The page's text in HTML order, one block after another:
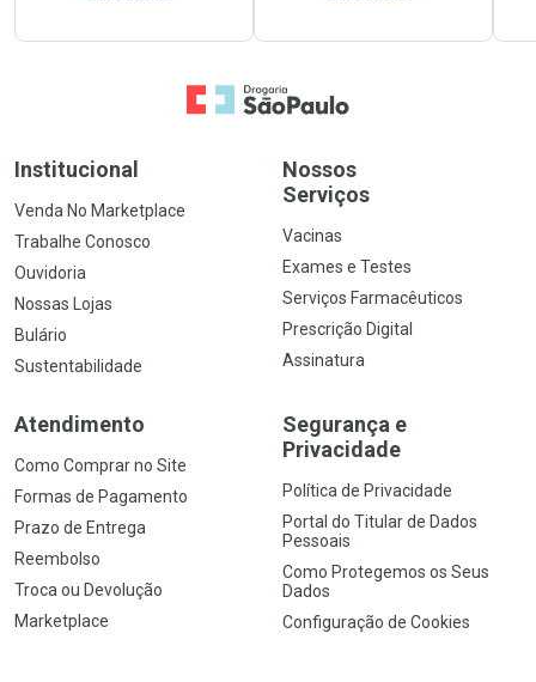
Ir para a Home
Institucional
Venda No Marketplace
Trabalhe Conosco
Ouvidoria
Nossas Lojas
Bulário
Sustentabilidade
Nossos
Serviços
Vacinas
Exames e Testes
Serviços Farmacêuticos
Prescrição Digital
Assinatura
Atendimento
Como Comprar no Site
Formas de Pagamento
Prazo de Entrega
Reembolso
Troca ou Devolução
Marketplace
Segurança e
Privacidade
Política de Privacidade
Portal do Titular de Dados
Pessoais
Como Protegemos os Seus
Dados
Configuração de Cookies